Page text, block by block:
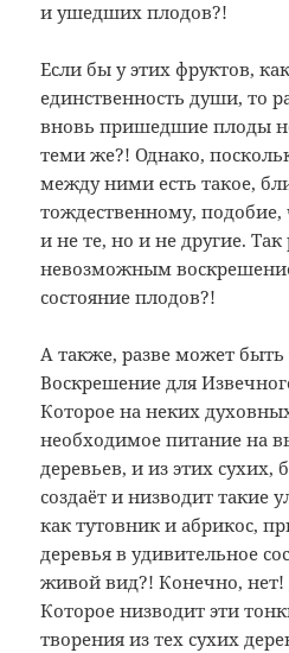
и ушедших плодов?!
Если бы у этих фруктов,
единственность души, то
вновь пришедшие плоды
теми же?! Однако,
между ними есть такое,
тождественному,
и не те, но и не другие.
невозможным
состояние плодов?!
А также, разве может
Воскрешение для
Которое на неких
необходимое питание на
деревьев, и из этих сухих,
создаёт и низводит такие
как тутовник и абрикос,
деревья в удивительное
живой вид?! Конечно, нет!
Которое низводит эти
творения из тех сухих